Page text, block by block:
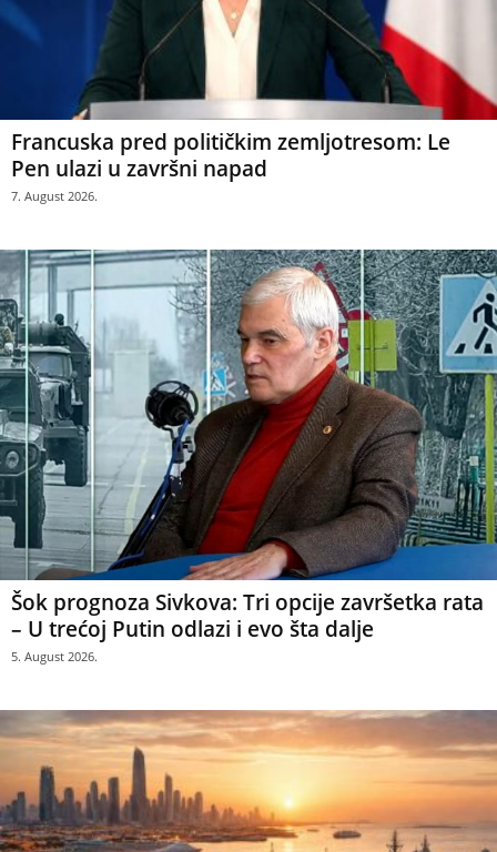
Francuska pred političkim zemljotresom: Le
Pen ulazi u završni napad
7. August 2026.
Šok prognoza Sivkova: Tri opcije završetka rata
– U trećoj Putin odlazi i evo šta dalje
5. August 2026.